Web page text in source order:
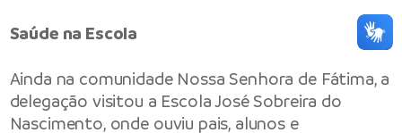
Saúde na Escola
Ainda na comunidade Nossa Senhora de Fátima, a
delegação visitou a Escola José Sobreira do
Nascimento, onde ouviu pais, alunos e